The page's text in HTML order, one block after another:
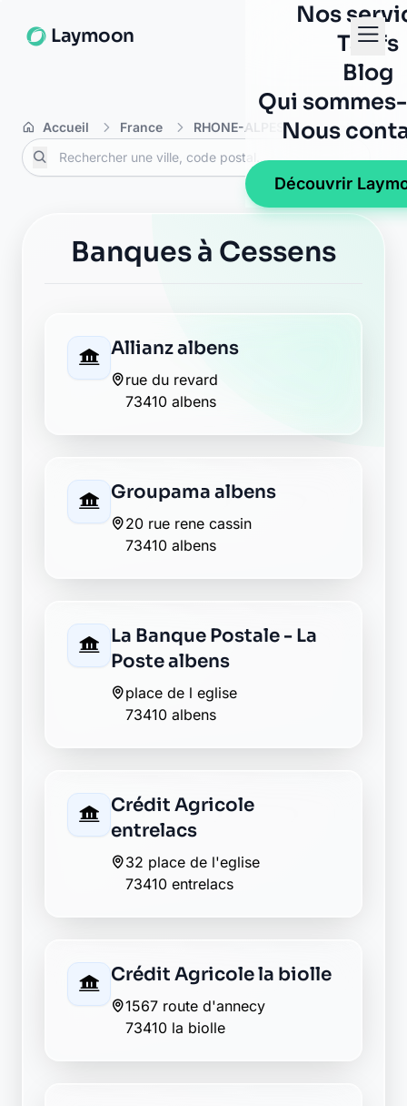
Laymoon
Nos
Tarifs
Blog
Qui
Nous
Découvrir
Accueil France RHONE-ALPES Savoie
Banques à Cessens
Allianz albens
rue du revard
73410 albens
Groupama albens
20 rue rene cassin
73410 albens
La Banque Postale - La
Poste albens
place de l eglise
73410 albens
Crédit Agricole
entrelacs
32 place de l'eglise
73410 entrelacs
Crédit Agricole la biolle
1567 route d'annecy
73410 la biolle